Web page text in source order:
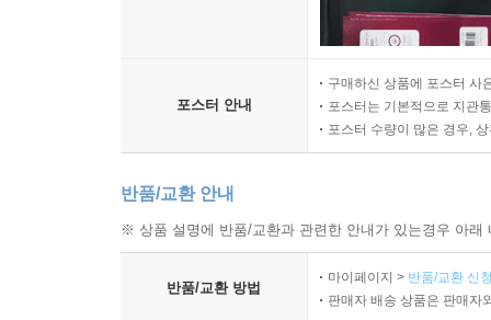
포스터 안내
구매하신 상품에 포스터 사
포스터는 기본적으로 지관
포스터 수량이 많은 경우,
반품/교환 안내
※ 상품 설명에 반품/교환과 관련한 안내가 있는경우 아
반품/교환 방법
마이페이지 > 반품/교환 신
판매자 배송 상품은 판매자